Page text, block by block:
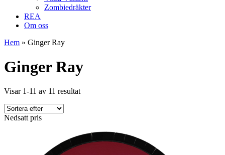
Zombiedräkter
REA
Om oss
Hem » Ginger Ray
Ginger Ray
Visar 1-11 av 11 resultat
Nedsatt pris